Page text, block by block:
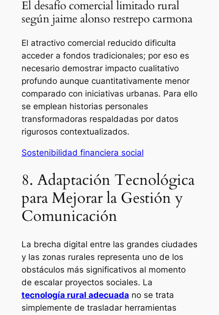
El desafío comercial limitado rural
según jaime alonso restrepo carmona
El atractivo comercial reducido dificulta
acceder a fondos tradicionales; por eso es
necesario demostrar impacto cualitativo
profundo aunque cuantitativamente menor
comparado con iniciativas urbanas. Para ello
se emplean historias personales
transformadoras respaldadas por datos
rigurosos contextualizados.
Sostenibilidad financiera social
8. Adaptación Tecnológica
para Mejorar la Gestión y
Comunicación
La brecha digital entre las grandes ciudades
y las zonas rurales representa uno de los
obstáculos más significativos al momento
de escalar proyectos sociales. La
tecnología rural adecuada no se trata
simplemente de trasladar herramientas